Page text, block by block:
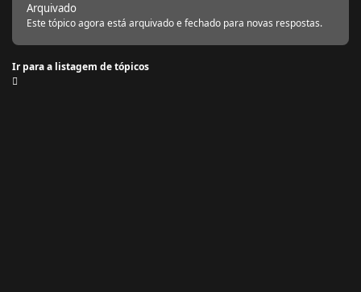
Arquivado
Este tópico agora está arquivado e fechado para novas respostas.
Ir para a listagem de tópicos